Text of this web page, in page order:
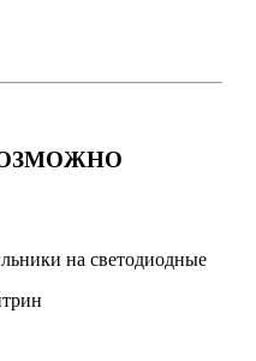
на светодиодные